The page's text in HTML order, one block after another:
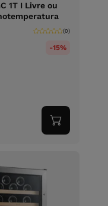
1T I Livre ou
(0)
-15%
Adicionar
ao